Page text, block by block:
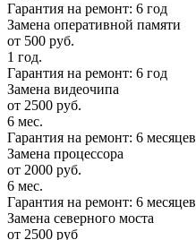
Гарантия на ремонт: 6 год
Замена оперативной памяти
от 500 руб.
1 год.
Гарантия на ремонт: 6 год
Замена видеочипа
от 2500 руб.
6 мес.
Гарантия на ремонт: 6 месяцев
Замена процессора
от 2000 руб.
6 мес.
Гарантия на ремонт: 6 месяцев
Замена северного моста
от 2500 руб